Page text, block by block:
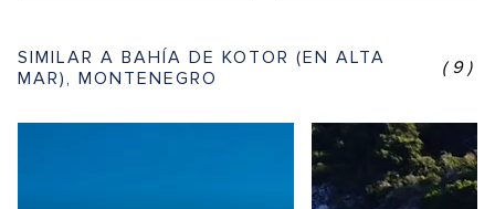
SIMILAR A BAHÍA DE KOTOR (EN ALTA
MAR), MONTENEGRO
(9)